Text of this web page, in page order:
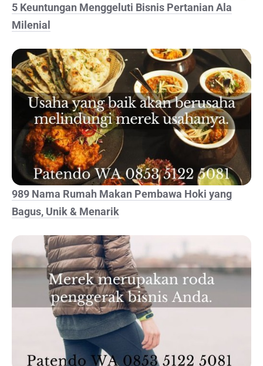
5 Keuntungan Menggeluti Bisnis Pertanian Ala
Milenial
989 Nama Rumah Makan Pembawa Hoki yang
Bagus, Unik & Menarik